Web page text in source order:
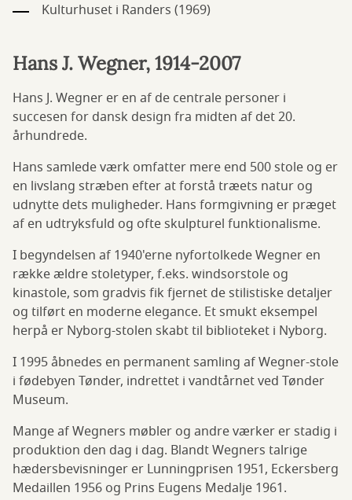
Kulturhuset i Randers (1969)
Hans J. Wegner, 1914-2007
Hans J. Wegner er en af de centrale personer i
succesen for dansk design fra midten af det 20.
århundrede.
Hans samlede værk omfatter mere end 500 stole og er
en livslang stræben efter at forstå træets natur og
udnytte dets muligheder. Hans formgivning er præget
af en udtryksfuld og ofte skulpturel funktionalisme.
I begyndelsen af 1940'erne nyfortolkede Wegner en
række ældre stoletyper, f.eks. windsorstole og
kinastole, som gradvis fik fjernet de stilistiske detaljer
og tilført en moderne elegance. Et smukt eksempel
herpå er Nyborg-stolen skabt til biblioteket i Nyborg.
I 1995 åbnedes en permanent samling af Wegner-stole
i fødebyen Tønder, indrettet i vandtårnet ved Tønder
Museum.
Mange af Wegners møbler og andre værker er stadig i
produktion den dag i dag. Blandt Wegners talrige
hædersbevisninger er Lunningprisen 1951, Eckersberg
Medaillen 1956 og Prins Eugens Medalje 1961.